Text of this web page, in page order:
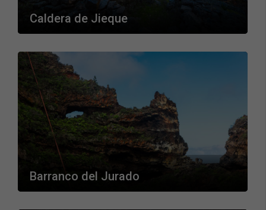
Caldera de Jieque
Barranco del Jurado